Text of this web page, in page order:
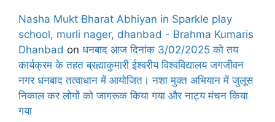
Nasha Mukt Bharat Abhiyan in Sparkle play
school, murli nager, dhanbad - Brahma Kumaris
Dhanbad on धनबाद आज दिनांक 3/02/2025 को तय
कार्यक्रम के तहत ब्रह्माकुमारी ईश्वरीय विश्वविद्यालय जगजीवन
नगर धनबाद तत्वाधान में आयोजित। नशा मुक्त अभियान में जुलूस
निकाल कर लोगों को जागरूक किया गया और नाट्य मंचन किया
गया